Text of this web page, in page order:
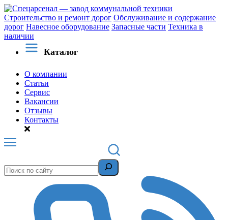
Строительство и ремонт дорог Обслуживание и содержание
дорог Навесное оборудование Запасные части Техника в
наличии
Каталог
О компании
Статьи
Сервис
Вакансии
Отзывы
Контакты